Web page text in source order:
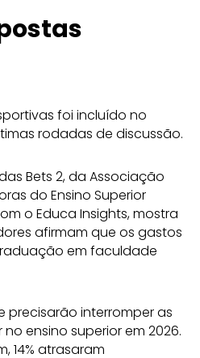
foi incluído no
rodadas de discussão.
Bets 2, da Associação
do Ensino Superior
o Educa Insights, mostra
afirmam que os gastos
em faculdade
precisarão interromper as
ensino superior em 2026.
14% atrasaram